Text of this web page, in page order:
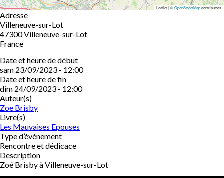
Leaflet | ©OpenStreetMapcontributors
Adresse
Villeneuve-sur-Lot
47300Villeneuve-sur-Lot
France
Date et heure de début
sam 23/09/2023 - 12:00
Date et heure de fin
dim 24/09/2023 - 12:00
Auteur(s)
Zoe Brisby
Livre(s)
Les Mauvaises Epouses
Type d’événement
Rencontre et dédicace
Description
Zoé Brisby à Villeneuve-sur-Lot